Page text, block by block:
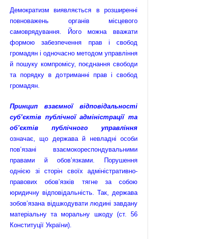
Демократизм виявляється в розширенні
повноважень органів місцевого
самоврядування. Його можна вважати
формою забезпечення прав і свобод
громадян і одночасно методом управління
й пошуку компромісу, поєднання свободи
та порядку в дотриманні прав і свобод
громадян.
Принцип взаємної відповідальності
суб’єктів публічної адміністра­ції та
об’єктів публічного управління
означає, що держава й невладні особи
пов’язані взаємокореспондувальними
правами й обов’язками. Порушення
однією зі сторін своїх адміністративно-
правових обов’язків тягне за собою
юридичну відповідальність. Так, держава
зобов’язана відшкодувати людині завдану
матеріальну та моральну шкоду (ст. 56
Конституції України).